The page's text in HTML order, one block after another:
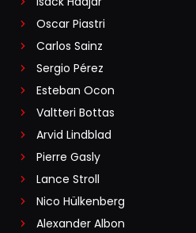
Oscar Piastri
Carlos Sainz
Sergio Pérez
Esteban Ocon
Valtteri Bottas
Arvid Lindblad
Pierre Gasly
Lance Stroll
Nico Hülkenberg
Alexander Albon